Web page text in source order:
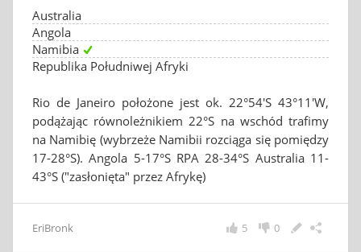
Australia
Angola
Namibia
Republika Południwej Afryki
Rio de Janeiro położone jest ok. 22°54′S 43°11′W,
podążając równoleżnikiem 22°S na wschód trafimy
na Namibię (wybrzeże Namibii rozciąga się pomiędzy
17-28°S). Angola 5-17°S RPA 28-34°S Australia 11-
43°S ("zasłonięta" przez Afrykę)
EriBronk 0
5